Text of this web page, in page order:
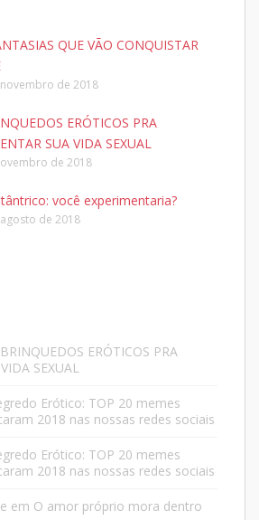
QUE VÃO CONQUISTAR
de 2018
ERÓTICOS PRA
SUA VIDA SEXUAL
de 2018
você experimentaria?
de 2018
ERÓTICOS PRA
SEXUAL
Erótico: TOP 20 memes
2018 nas nossas redes sociais
Erótico: TOP 20 memes
2018 nas nossas redes sociais
em O amor próprio mora dentro